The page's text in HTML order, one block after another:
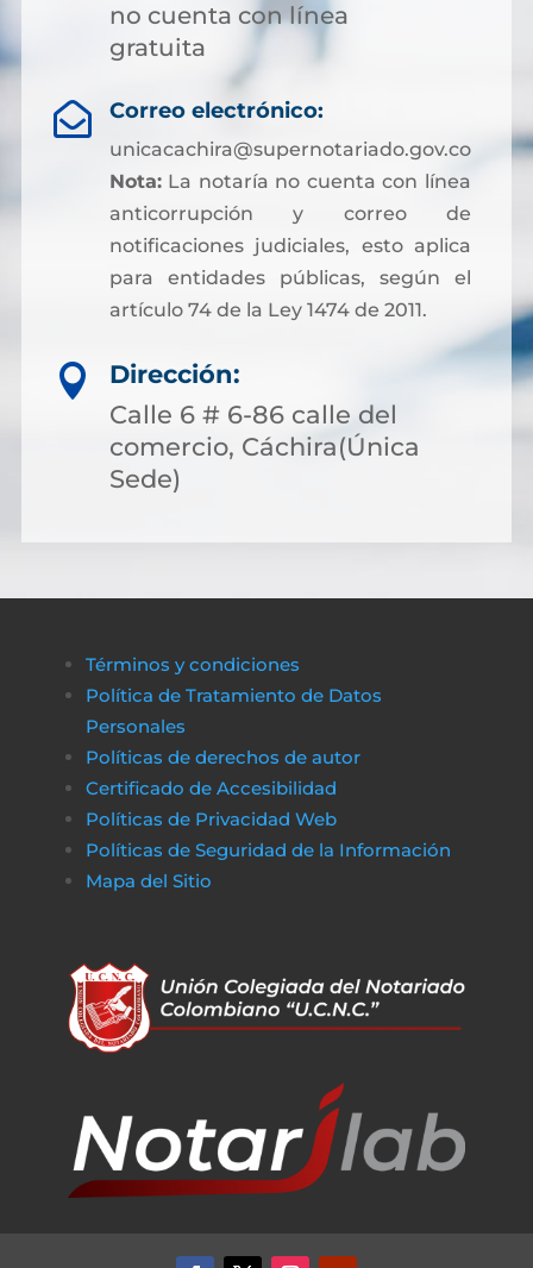
no cuenta con línea
gratuita
 Correo electrónico:
unicacachira@supernotariado.gov.co
Nota:La notaría no cuenta con línea
anticorrupción y correo de
notificaciones judiciales, esto aplica
para entidades públicas, según el
artículo 74 de la Ley 1474 de 2011.

Dirección:
Calle 6 # 6-86 calle del
comercio, Cáchira(Única
Sede)
Términos y condiciones
Política de Tratamiento de Datos
Personales
Políticas de derechos de autor
Certificado de Accesibilidad
Políticas de Privacidad Web
Políticas de Seguridad de la Información
Mapa del Sitio